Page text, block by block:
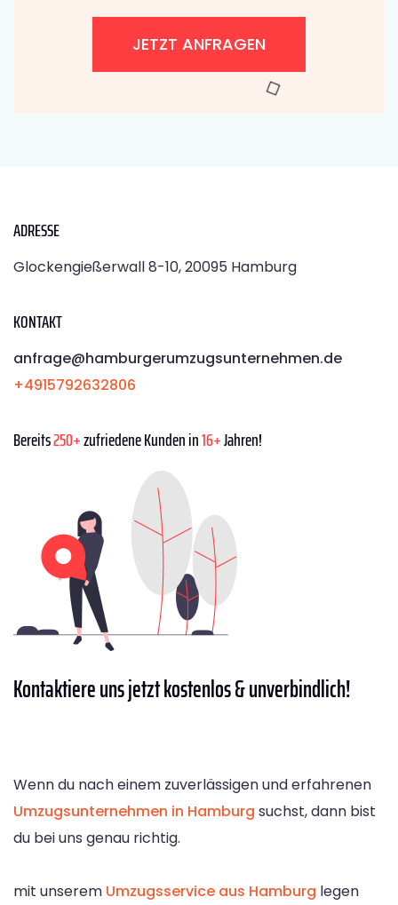
JETZT ANFRAGEN
ADRESSE
Glockengießerwall 8-10, 20095 Hamburg
KONTAKT
anfrage@hamburgerumzugsunternehmen.de
+4915792632806
Bereits250+zufriedene Kunden in16+Jahren!
Kontaktiereuns jetzt kostenlos & unverbindlich!
Wenn du nach einem zuverlässigen und erfahrenen
Umzugsunternehmen in Hamburg suchst, dann bist
du bei uns genau richtig.
mit unserem Umzugsservice aus Hamburg legen